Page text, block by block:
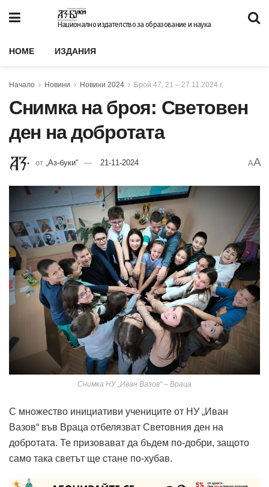
Национално издателство за образование и наука
HOME ИЗДАНИЯ
Начало Новини Новини 2024 Брой 47, 21 – 27.11.2024 г.
Снимка на броя: Световен
ден на добротата
от „Аз-буки“ 21-11-2024 AA
Снимка НУ „Иван Вазов“ – Враца
С множество инициативи учениците от НУ „Иван
Вазов“ във Враца отбелязват Световния ден на
добротата. Те призовават да бъдем по-добри, защото
само така светът ще стане по-хубав.